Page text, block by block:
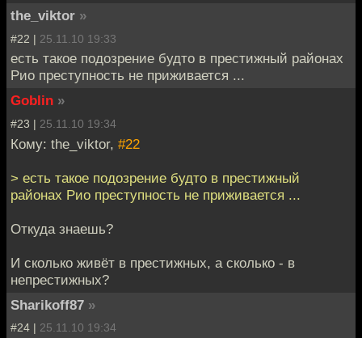
the_viktor »
#22 | 25.11.10 19:33
есть такое подозрение будто в престижный районах
Рио преступность не приживается ...
Goblin »
#23 | 25.11.10 19:34
Кому: the_viktor, #22
> есть такое подозрение будто в престижный
районах Рио преступность не приживается ...
Откуда знаешь?
И сколько живёт в престижных, а сколько - в
непрестижных?
Sharikoff87 »
#24 | 25.11.10 19:34